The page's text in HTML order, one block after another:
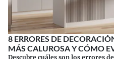
8 ERRORES DE
MÁS CALUROSA Y CÓMO
Descubre cuáles son los errores